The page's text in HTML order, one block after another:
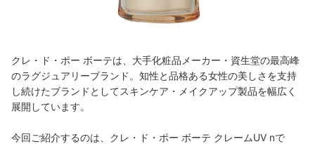
クレ・ド・ポー ボーテは、大手化粧品メーカー・資生堂の最高峰
のラグジュアリーブランド。知性と品格ある女性の美しさを支持
し続けたブランドとしてスキンケア・メイクアップ製品を幅広く
展開しています。
今回ご紹介するのは、クレ・ド・ポー ボーテ クレームUV nで